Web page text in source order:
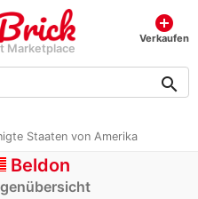
Marketplace
add_circle
Verkaufen
search
Staaten von Amerika
Beldon